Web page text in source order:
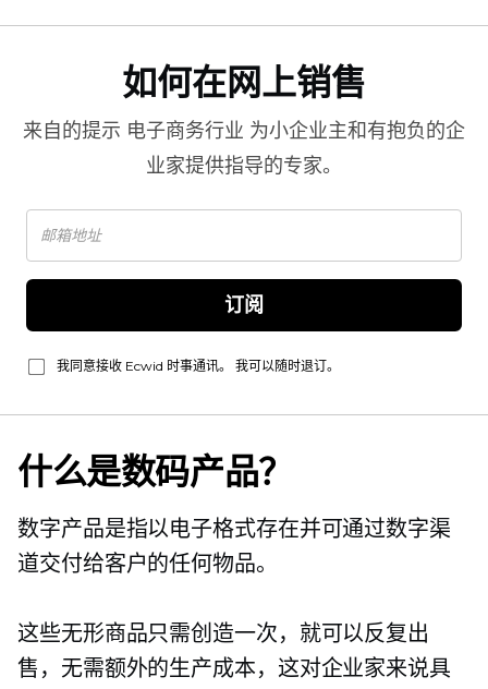
如何在网上销售
来自的提示 电子商务行业 为小企业主和有抱负的企
业家提供指导的专家。
订阅
我同意接收 Ecwid 时事通讯。 我可以随时退订。
什么是数码产品？
数字产品是指以电子格式存在并可通过数字渠
道交付给客户的任何物品。
这些无形商品只需创造一次，就可以反复出
售，无需额外的生产成本，这对企业家来说具